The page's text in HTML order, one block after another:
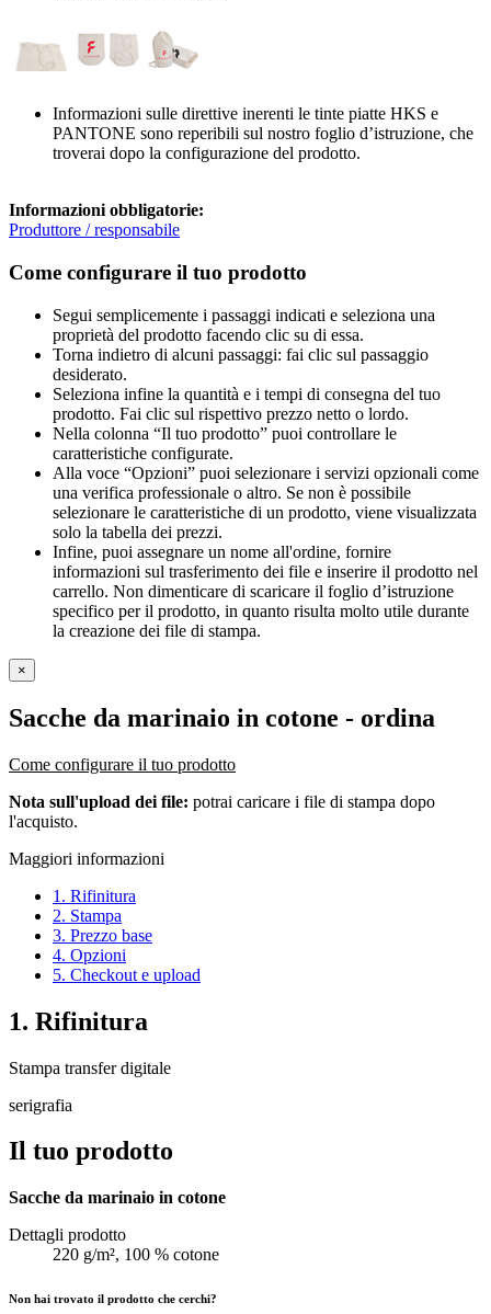
Informazioni sulle direttive inerenti le tinte piatte HKS e
PANTONE sono reperibili sul nostro foglio d’istruzione, che
troverai dopo la configurazione del prodotto.
Informazioni obbligatorie:
Produttore / responsabile
Come configurare il tuo prodotto
Segui semplicemente i passaggi indicati e seleziona una
proprietà del prodotto facendo clic su di essa.
Torna indietro di alcuni passaggi: fai clic sul passaggio
desiderato.
Seleziona infine la quantità e i tempi di consegna del tuo
prodotto. Fai clic sul rispettivo prezzo netto o lordo.
Nella colonna “Il tuo prodotto” puoi controllare le
caratteristiche configurate.
Alla voce “Opzioni” puoi selezionare i servizi opzionali come
una verifica professionale o altro. Se non è possibile
selezionare le caratteristiche di un prodotto, viene visualizzata
solo la tabella dei prezzi.
Infine, puoi assegnare un nome all'ordine, fornire
informazioni sul trasferimento dei file e inserire il prodotto nel
carrello. Non dimenticare di scaricare il foglio d’istruzione
specifico per il prodotto, in quanto risulta molto utile durante
la creazione dei file di stampa.
×
Sacche da marinaio in cotone - ordina
Come configurare il tuo prodotto
Nota sull'upload dei file: potrai caricare i file di stampa dopo
l'acquisto.
Maggiori informazioni
1. Rifinitura
2. Stampa
3. Prezzo base
4. Opzioni
5. Checkout e upload
1. Rifinitura
Stampa transfer digitale
serigrafia
Il tuo prodotto
Sacche da marinaio in cotone
Dettagli prodotto
220 g/m², 100 % cotone
Non hai trovato il prodotto che cerchi?